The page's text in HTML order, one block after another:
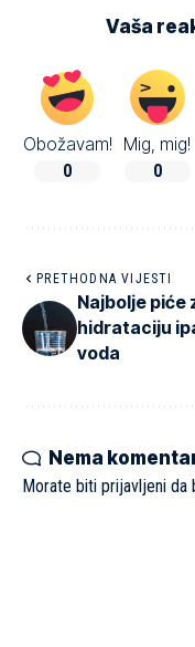
Vaša
Obožavam!
0
Mig, mig!
0
PRETHODNA VIJESTI
Najbolje piće
hidrataciju
voda
Nema
Morate biti prijavljeni da